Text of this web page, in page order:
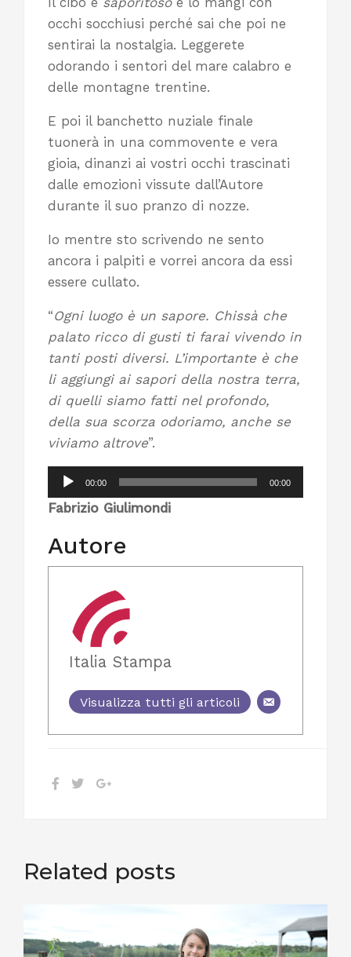
occhi socchiusi perché sai che poi ne
sentirai la nostalgia. Leggerete
odorando i sentori del mare calabro e
delle montagne trentine.
E poi il banchetto nuziale finale
tuonerà in una commovente e vera
gioia, dinanzi ai vostri occhi trascinati
dalle emozioni vissute dall’Autore
durante il suo pranzo di nozze.
Io mentre sto scrivendo ne sento
ancora i palpiti e vorrei ancora da essi
essere cullato.
“Ogni luogo è un sapore. Chissà che
palato ricco di gusti ti farai vivendo in
tanti posti diversi. L’importante è che
li aggiungi ai sapori della nostra terra,
di quelli siamo fatti nel profondo,
della sua scorza odoriamo, anche se
viviamo altrove”.
Audio
Player
00:00 00:00
Fabrizio Giulimondi
Autore
Italia Stampa
Visualizza tutti gli articoli
Related posts